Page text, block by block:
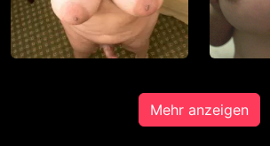
zurückführbare Angaben.
Setzt jemand Sie über diese
Angaben zu machen? Beenden
unverzüglich die
Person. Bedenken Sie, dass
Mehr anzeigen